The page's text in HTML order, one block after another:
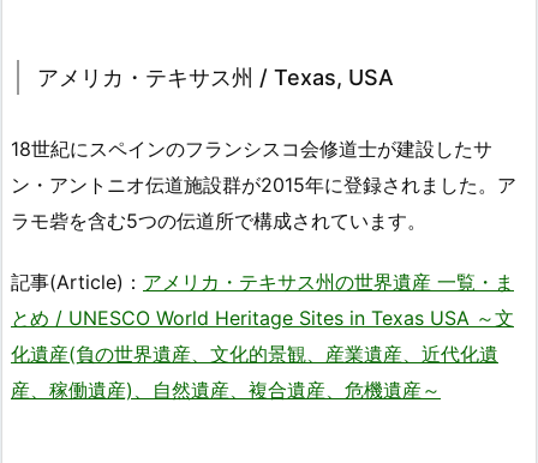
アメリカ・テキサス州 / Texas, USA
18世紀にスペインのフランシスコ会修道士が建設したサ
ン・アントニオ伝道施設群が2015年に登録されました。ア
ラモ砦を含む5つの伝道所で構成されています。
記事(Article)： アメリカ・テキサス州の世界遺産 一覧・ま
とめ / UNESCO World Heritage Sites in Texas USA ～文
化遺産(負の世界遺産、文化的景観、産業遺産、近代化遺
産、稼働遺産)、自然遺産、複合遺産、危機遺産～